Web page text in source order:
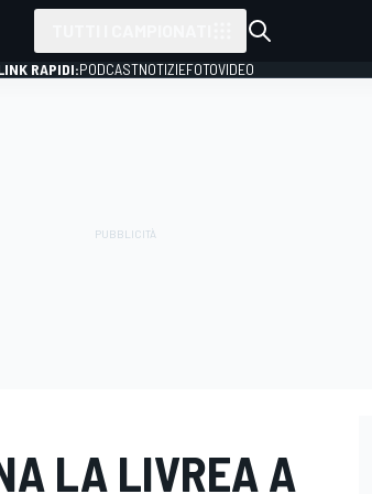
RAPIDI:PODCASTNOTIZIEFOTOVIDEO
LA LIVREA A